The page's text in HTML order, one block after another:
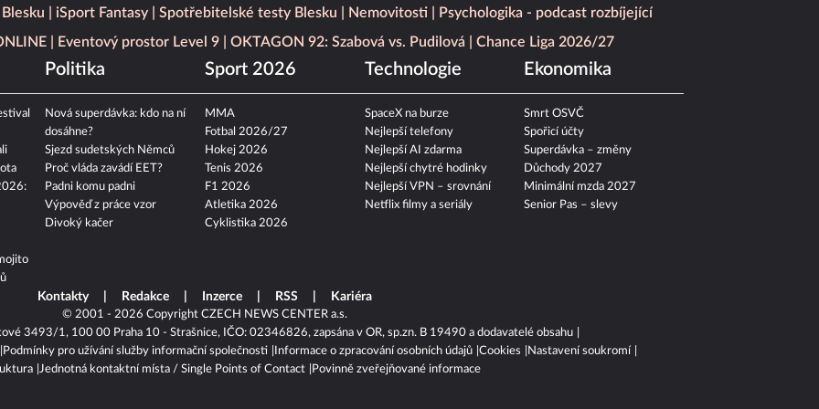
iSport Fantasy Spotřebitelské testy Blesku Nemovitosti
Psychologika - podcast rozbíjející
Eventový prostor Level 9 OKTAGON 92: Szabová vs. Pudilová Chance Liga 2026/27
Politika
Nová superdávka: kdo na ní
dosáhne?
Sjezd sudetských Němců
Proč vláda zavádí EET?
Padni komu padni
Výpověď z práce vzor
Divoký kačer
Sport 2026
MMA
Fotbal 2026/27
Hokej 2026
Tenis 2026
F1 2026
Atletika 2026
Cyklistika 2026
Technologie
SpaceX na burze
Nejlepší telefony
Nejlepší AI zdarma
Nejlepší chytré hodinky
Nejlepší VPN – srovnání
Netflix filmy a seriály
Ekonomika
Smrt OSVČ
Spořicí účty
Superdávka – změny
Důchody 2027
Minimální mzda 2027
Senior Pas – slevy
Kontakty Redakce Inzerce RSS Kariéra
© 2001 - 2026 Copyright CZECH NEWS CENTER a.s.
3493/1, 100 00 Praha 10 - Strašnice, IČO: 02346826, zapsána v OR, sp.zn. B 19490 a dodavatelé obsahu
Podmínky pro užívání služby informační společnosti
Informace o zpracování osobních údajů Cookies
Nastavení soukromí
Jednotná kontaktní místa / Single Points of Contact Povinně zveřejňované informace